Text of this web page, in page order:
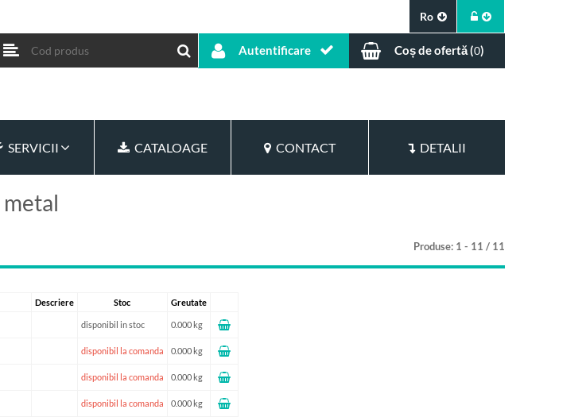
Ro
Autentificare Coș de ofertă (0)
SERVICII CATALOAGE CONTACT DETALII
Produse: 1 - 11 / 11
Descriere Stoc Greutate
disponibil in stoc 0.000 kg
disponibil la comanda 0.000 kg
disponibil la comanda 0.000 kg
disponibil la comanda 0.000 kg